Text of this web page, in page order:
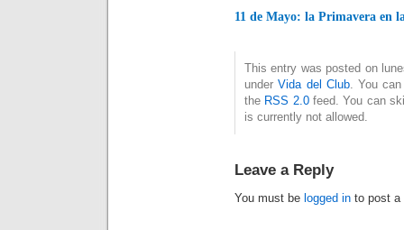
11 de Mayo: la Primavera en
This entry was posted on
underVida del Club. You
the RSS 2.0feed. You can
is currently not allowed.
Leave a Reply
You must be logged in to post a